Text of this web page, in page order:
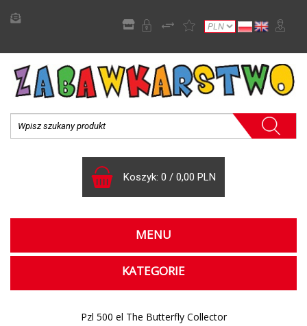
Koszyk: 0 / 0,00 PLN
MENU
KATEGORIE
Pzl 500 el The Butterfly Collector